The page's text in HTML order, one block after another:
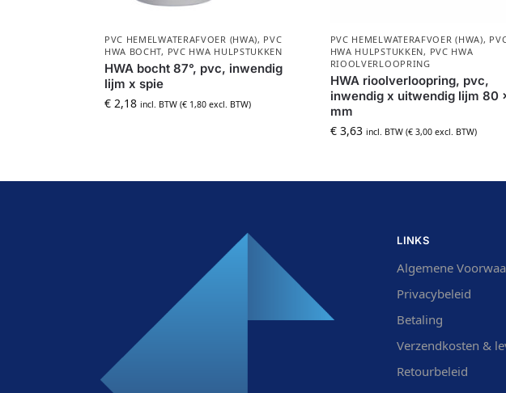
PVC HEMELWATERAFVOER (HWA), PVC
HWA BOCHT, PVC HWA HULPSTUKKEN
HWA bocht 87°, pvc, inwendig
lijm x spie
€2,18 incl. BTW (€1,80excl. BTW)
PVC HEMELWATERAFVOER (HWA),
HWA HULPSTUKKEN, PVC HWA
RIOOLVERLOOPRING
HWA rioolverloopring, pvc,
inwendig x uitwendig lijm 80
mm
€3,63 incl. BTW (€3,00excl. BTW)
LINKS
Algemene
Privacybeleid
Betaling
Verzendkosten &
Retourbeleid